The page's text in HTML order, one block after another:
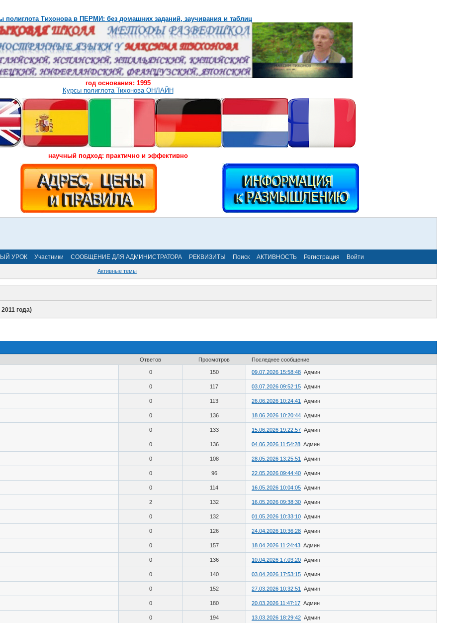
полиглота Тихонова в ПЕРМИ: без домашних заданий, заучивания и таблиц
год основания: 1995
Курсы полиглота Тихонова ОНЛАЙН
научный подход: практично и эффективно
УРОК Участники СООБЩЕНИЕ ДЛЯ АДМИНИСТРАТОРА РЕКВИЗИТЫ Поиск АКТИВНОСТЬ Регистрация Войти
Активные темы
года)
Ответов Просмотров Последнее сообщение
0 150 09.07.2026 15:58:48 Админ
0 117 03.07.2026 09:52:15 Админ
0 113 26.06.2026 10:24:41 Админ
0 136 18.06.2026 10:20:44 Админ
0 133 15.06.2026 19:22:57 Админ
0 136 04.06.2026 11:54:28 Админ
0 108 28.05.2026 13:25:51 Админ
0 96 22.05.2026 09:44:40 Админ
0 114 16.05.2026 10:04:05 Админ
2 132 16.05.2026 09:38:30 Админ
0 132 01.05.2026 10:33:10 Админ
0 126 24.04.2026 10:36:28 Админ
0 157 18.04.2026 11:24:43 Админ
0 136 10.04.2026 17:03:20 Админ
0 140 03.04.2026 17:53:15 Админ
0 152 27.03.2026 10:32:51 Админ
0 180 20.03.2026 11:47:17 Админ
0 194 13.03.2026 18:29:42 Админ